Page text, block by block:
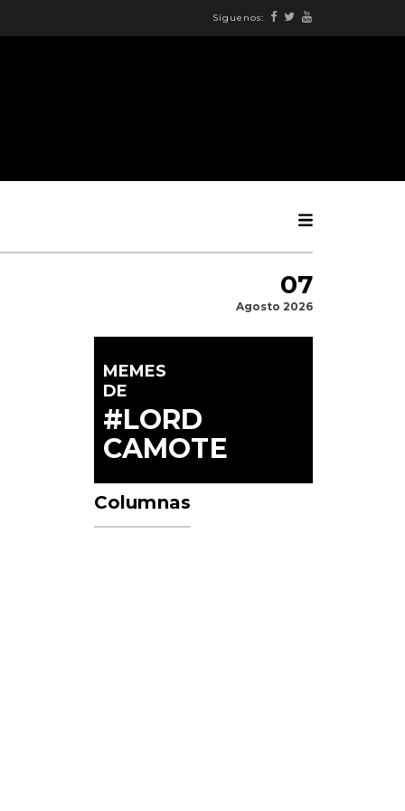
Síguenos:
07
Agosto 2026
MEMES
DE
#LORD
CAMOTE
Columnas